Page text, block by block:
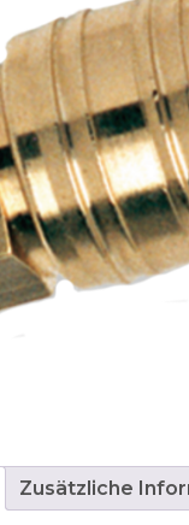
Zusätzliche